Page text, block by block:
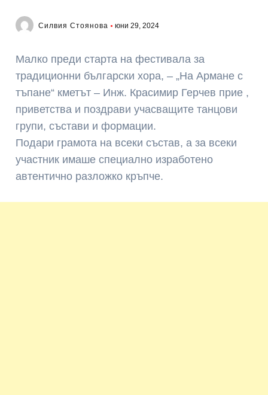
Силвия Стоянова юни 29, 2024
Малко преди старта на фестивала за
традиционни български хора, – „На Армане с
тъпане“ кметът – Инж. Красимир Герчев прие ,
приветства и поздрави учасващите танцови
групи, състави и формации.
Подари грамота на всеки състав, а за всеки
участник имаше специално изработено
автентично разложко кръпче.